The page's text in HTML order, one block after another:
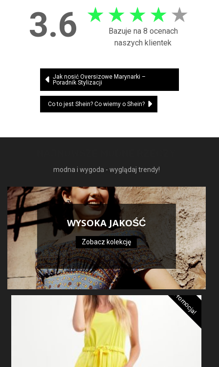
3.6 ★ ★ ★ ★ ★
Bazuje na 8 ocenach
naszych klientek
Nawigacja
wpisu
Jak nosić Oversizowe Marynarki –
Poradnik Stylizacji
Co to jest Shein? Co wiemy o Shein?
modna i wygoda - wyglądaj trendy!
WYSOKA JAKOŚĆ
Zobacz kolekcję
Promocja!